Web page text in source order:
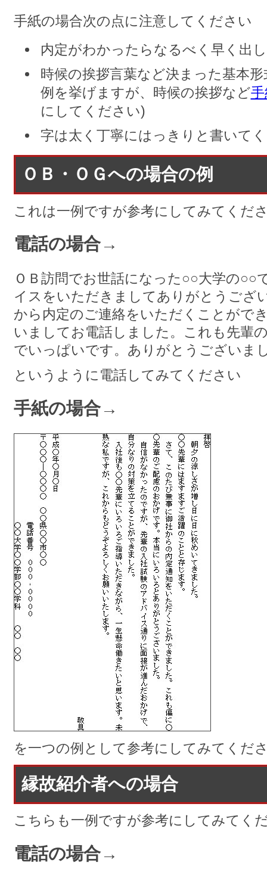
手紙の場合次の点に注意してください
内定がわかったらなるべく早く出
時候の挨拶言葉など決まった基本
例を挙げますが、時候の挨拶など
にしてください)
字は太く丁寧にはっきりと書いて
ＯＢ・ＯＧへの場合の例
これは一例ですが参考にしてみてくだ
電話の場合→
ＯＢ訪問でお世話になった○○大学の○○
イスをいただきましてありがとうござ
から内定のご連絡をいただくことがで
いましてお電話しました。これも先輩
でいっぱいです。ありがとうございま
というように電話してみてください
手紙の場合→
を一つの例として参考にしてみてくだ
縁故紹介者への場合
こちらも一例ですが参考にしてみてく
電話の場合→